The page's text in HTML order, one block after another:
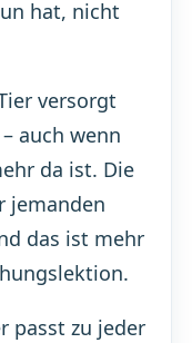
hat, nicht
versorgt
auch wenn
da ist. Die
jemanden
das ist mehr
passt zu jeder